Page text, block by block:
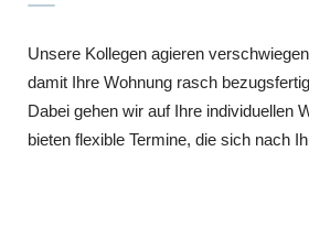
Unsere Kollegen agieren
damit Ihre Wohnung rasch
Dabei gehen wir auf Ihre individuellen
bieten flexible Termine, die sich nach